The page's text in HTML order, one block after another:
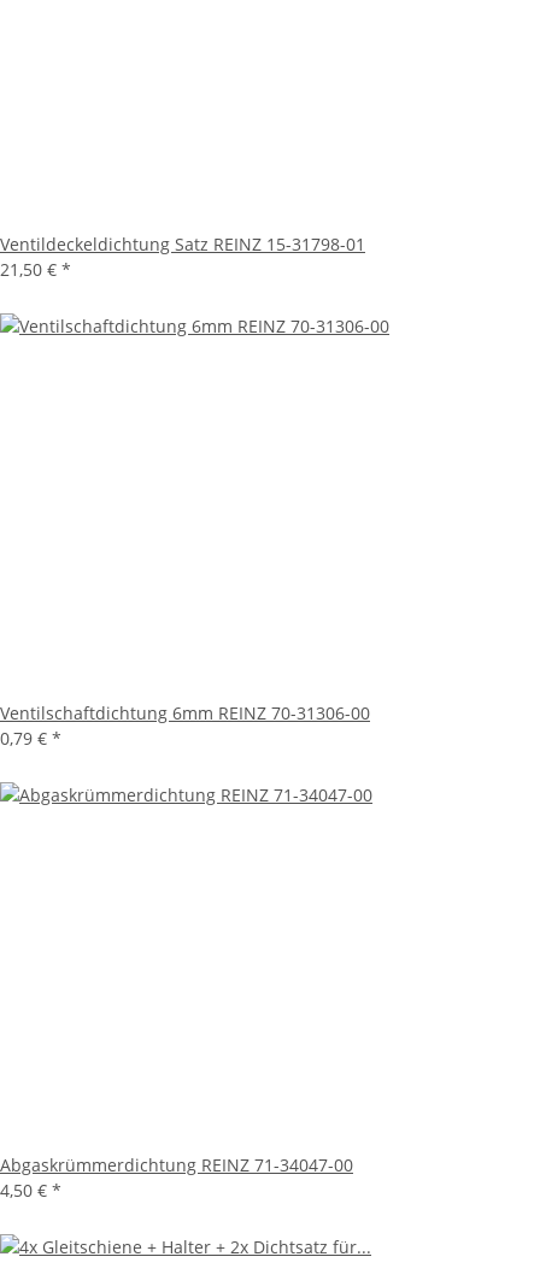
Ventildeckeldichtung Satz REINZ 15-31798-01
21,50 € *
Ventilschaftdichtung 6mm REINZ 70-31306-00
0,79 € *
Abgaskrümmerdichtung REINZ 71-34047-00
4,50 € *